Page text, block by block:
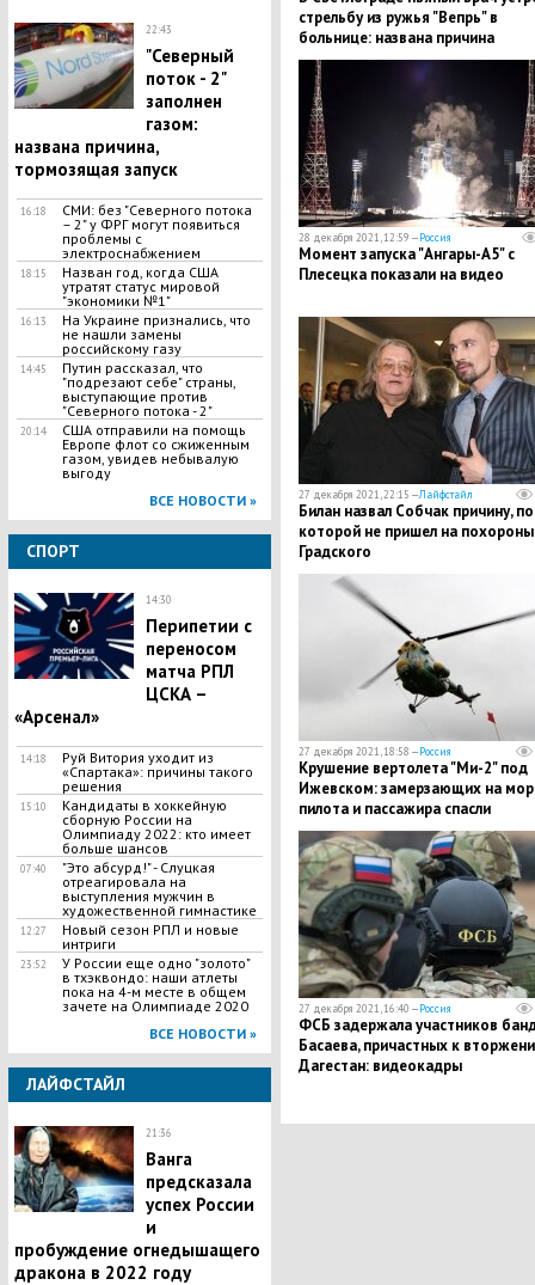
22:43
"Северный
поток - 2"
заполнен
газом:
названа причина,
тормозящая запуск
16:18
СМИ: без "Северного потока
– 2" у ФРГ могут появиться
проблемы с
электроснабжением
18:15
Назван год, когда США
утратят статус мировой
"экономики №1"
16:13
На Украине признались, что
не нашли замены
российскому газу
14:45
Путин рассказал, что
"подрезают себе" страны,
выступающие против
"Северного потока - 2"
20:14
США отправили на помощь
Европе флот со сжиженным
газом, увидев небывалую
выгоду
ВСЕ НОВОСТИ »
СПОРТ
14:30
Перипетии с
переносом
матча РПЛ
ЦСКА –
«Арсенал»
14:18
Руй Витория уходит из
«Спартака»: причины такого
решения
15:10
Кандидаты в хоккейную
сборную России на
Олимпиаду 2022: кто имеет
больше шансов
07:40
"Это абсурд!" - Слуцкая
отреагировала на
выступления мужчин в
художественной гимнастике
12:27
Новый сезон РПЛ и новые
интриги
23:52
У России еще одно "золото"
в тхэквондо: наши атлеты
пока на 4-м месте в общем
зачете на Олимпиаде 2020
ВСЕ НОВОСТИ »
ЛАЙФСТАЙЛ
21:36
Ванга
предсказала
успех России
и
пробуждение огнедышащего
дракона в 2022 году
стрельбу из ружья "Вепрь" в
больнице: названа причина
28 декабря 2021, 12:59 —Россия
Момент запуска "Ангары-А5" с
Плесецка показали на видео
27 декабря 2021, 22:15 —Лайфстайл
Билан назвал Собчак причину, по
которой не пришел на похороны
Градского
27 декабря 2021, 18:58 —Россия
Крушение вертолета "Ми-2" под
Ижевском: замерзающих на
пилота и пассажира спасли
27 декабря 2021, 16:40 —Россия
ФСБ задержала участников
Басаева, причастных к
Дагестан: видеокадры